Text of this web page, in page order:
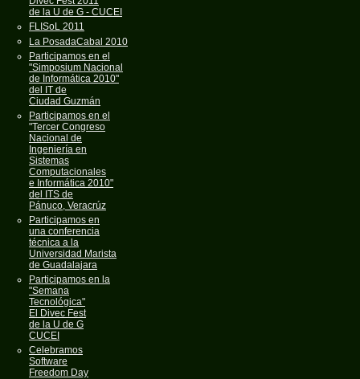
de la U de G - CUCEI
FLISoL 2011
La PosadaCabal 2010
Participamos en el
"Simposium Nacional
de Informática 2010"
del IT de
Ciudad Guzmán
Participamos en el
"Tercer Congreso
Nacional de
Ingeniería en
Sistemas
Computacionales
e Informática 2010"
del ITS de
Pánuco, Veracrúz
Participamos en
una conferencia
técnica a la
Universidad Marista
de Guadalajara
Participamos en la
"Semana
Tecnológica"
El Divec Fest
de la U de G
CUCEI
Celebramos
Software
Freedom Day